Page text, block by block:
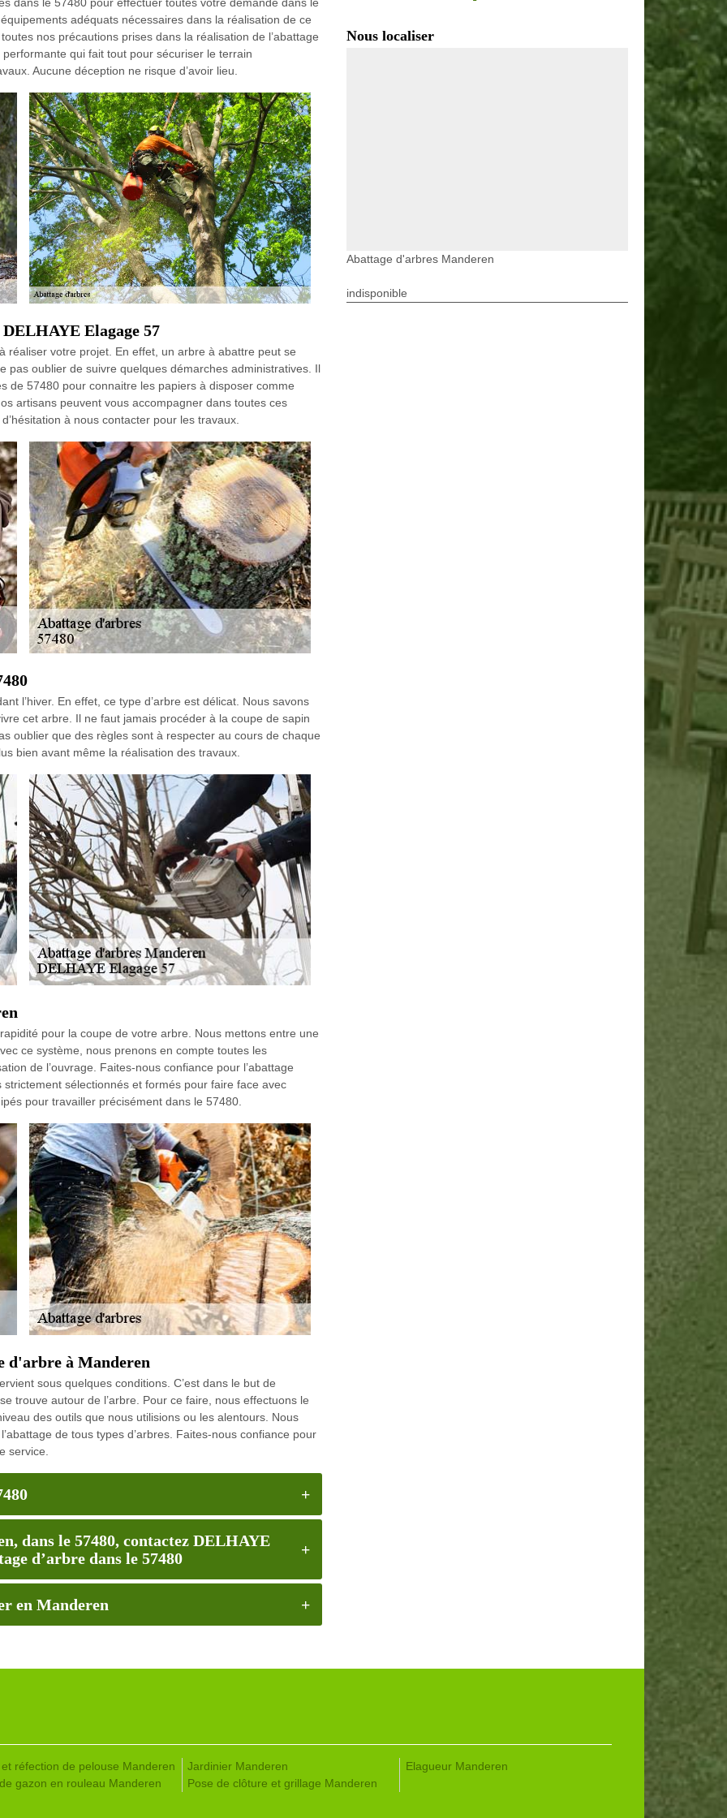
adéquats nécessaires dans la réalisation de ce
nos précautions prises dans la réalisation de l’abattage
qui fait tout pour sécuriser le terrain
Aucune déception ne risque d’avoir lieu.
Elagage 57
réaliser votre projet. En effet, un arbre à abattre peut se
pas oublier de suivre quelques démarches administratives. Il
de 57480 pour connaitre les papiers à disposer comme
artisans peuvent vous accompagner dans toutes ces
à nous contacter pour les travaux.
l’hiver. En effet, ce type d’arbre est délicat. Nous savons
cet arbre. Il ne faut jamais procéder à la coupe de sapin
oublier que des règles sont à respecter au cours de chaque
bien avant même la réalisation des travaux.
pour la coupe de votre arbre. Nous mettons entre une
ce système, nous prenons en compte toutes les
de l’ouvrage. Faites-nous confiance pour l’abattage
strictement sélectionnés et formés pour faire face avec
pour travailler précisément dans le 57480.
d'arbre à Manderen
sous quelques conditions. C’est dans le but de
trouve autour de l’arbre. Pour ce faire, nous effectuons le
des outils que nous utilisions ou les alentours. Nous
de tous types d’arbres. Faites-nous confiance pour
service.
dans le 57480, contactez DELHAYE
d’arbre dans le 57480
en Manderen
Nous localiser
Abattage d'arbres Manderen
indisponible
réfection de pelouse Manderen
gazon en rouleau Manderen
Jardinier Manderen
Pose de clôture et grillage Manderen
Elagueur Manderen